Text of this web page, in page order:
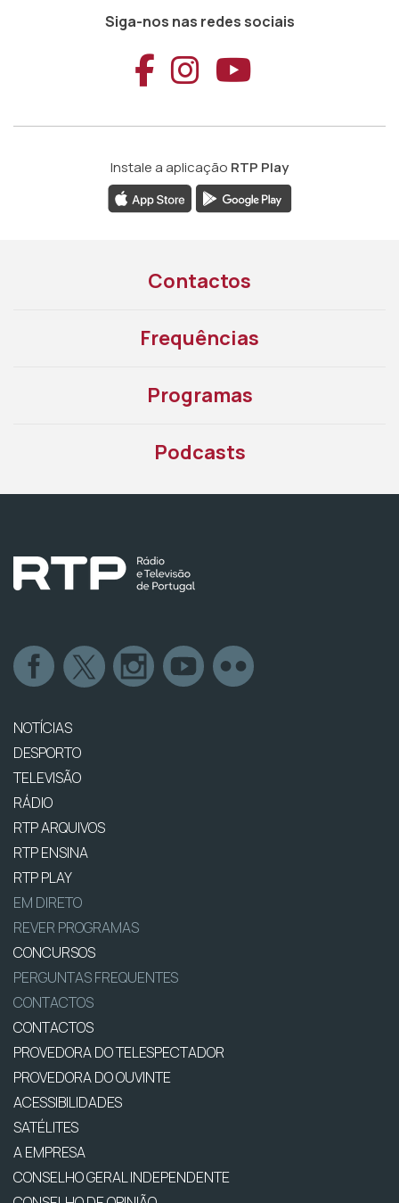
Siga-nos nas redes sociais
Aceder ao
Aceder ao
Aceder
Instale a aplicação RTP Play
Contactos
Frequências
Programas
Podcasts
NOTÍCIAS
DESPORTO
TELEVISÃO
RÁDIO
RTP ARQUIVOS
RTP ENSINA
RTP PLAY
EM DIRETO
REVER PROGRAMAS
CONCURSOS
PERGUNTAS FREQUENTES
CONTACTOS
CONTACTOS
PROVEDORA DO TELESPECTADOR
PROVEDORA DO OUVINTE
ACESSIBILIDADES
SATÉLITES
A EMPRESA
CONSELHO GERAL INDEPENDENTE